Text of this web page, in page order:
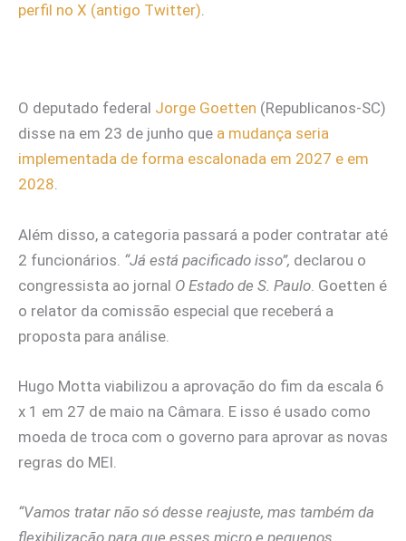
perfil no X (antigo Twitter).
O deputado federal Jorge Goetten (Republicanos-SC)
disse na em 23 de junho que a mudança seria
implementada de forma escalonada em 2027 e em
2028.
Além disso, a categoria passará a poder contratar até
2 funcionários. “Já está pacificado isso”, declarou o
congressista ao jornal O Estado de S. Paulo . Goetten é
o relator da comissão especial que receberá a
proposta para análise.
Hugo Motta viabilizou a aprovação do fim da escala 6
x 1 em 27 de maio na Câmara. E isso é usado como
moeda de troca com o governo para aprovar as novas
regras do MEI.
“Vamos tratar não só desse reajuste, mas também da
flexibilização para que esses micro e pequenos